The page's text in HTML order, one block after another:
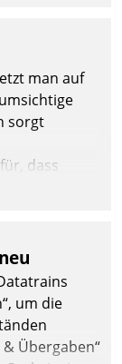
man auf
sorgt
dass
sein muss,
um die
Übergaben“